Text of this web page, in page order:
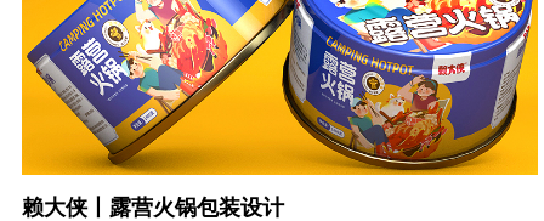
赖大侠丨露营火锅包装设计